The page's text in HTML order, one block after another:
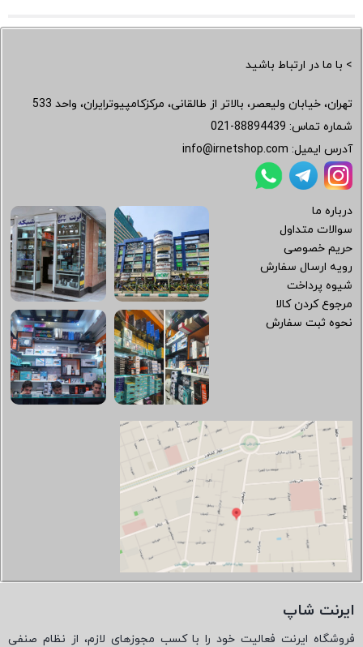
> با ما در ارتباط باشید
تهران، خیابان ولیعصر، بالاتر از طالقانی، مرکزکامپیوترایران، واحد 533
شماره تماس: 021-88894439
آدرس ایمیل: info@irnetshop.com
درباره ما
سوالات متداول
حریم خصوصی
رویه ارسال سفارش
شیوه پرداخت
مرجوع کردن کالا
نحوه ثبت سفارش
ایرنت شاپ
فروشگاه ایرنت فعالیت خود را با کسب مجوزهای لازم، از نظام صنفی